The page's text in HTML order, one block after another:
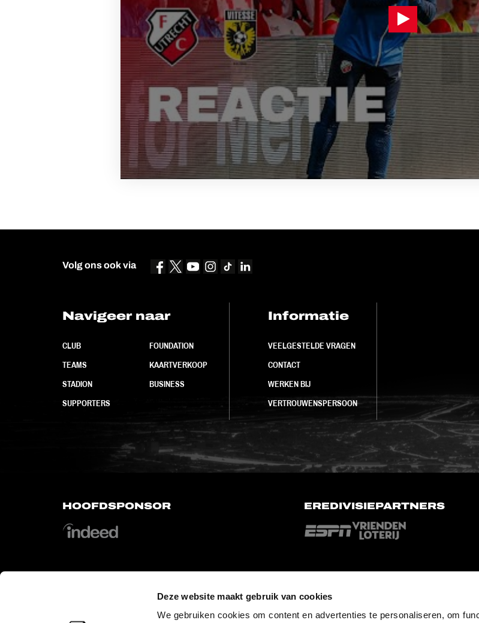
Deze website maakt gebruik van cookies
We gebruiken cookies om content en advertenties te personaliseren, om
Volg ons ook via
Navigeer naar
CLUB
TEAMS
STADION
SUPPORTERS
FOUNDATION
KAARTVERKOOP
BUSINESS
Informatie
VEELGESTELDE VRAGEN
CONTACT
WERKEN BIJ
VERTROUWENSPERSOON
HOOFDSPONSOR EREDIVISIEPARTNERS
OFFICIAL PARTNERS